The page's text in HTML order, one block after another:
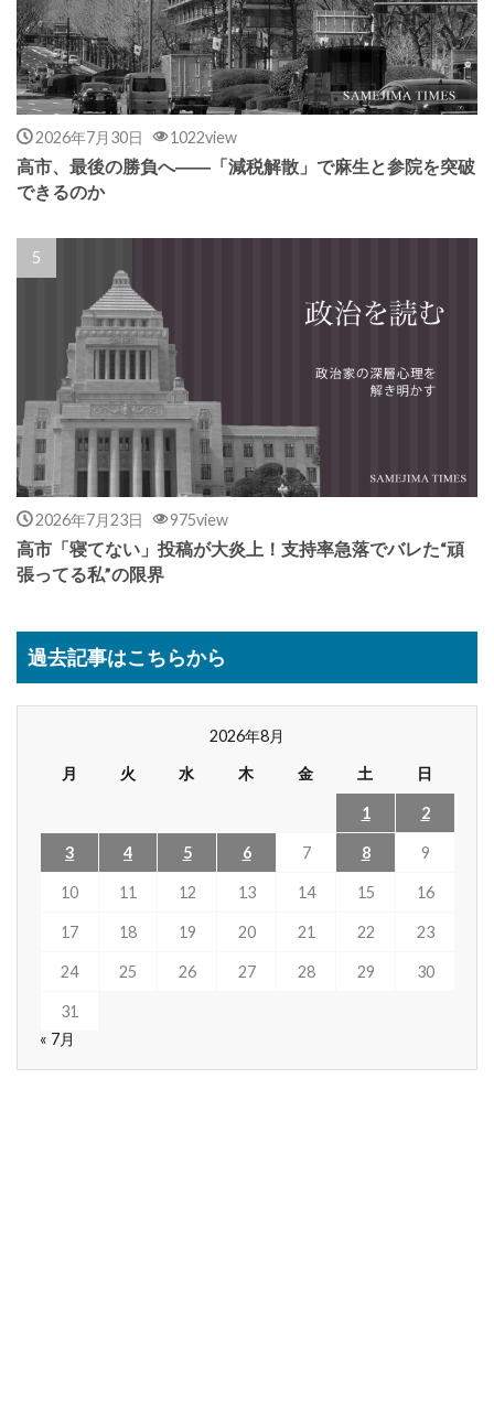
2026年7月30日 1022view
高市、最後の勝負へ――「減税解散」で麻生と参院を突破
できるのか
2026年7月23日 975view
高市「寝てない」投稿が大炎上！支持率急落でバレた“頑
張ってる私”の限界
過去記事はこちらから
2026年8月
月
火 水 木 金 土 日
1 2
3 4 5 6 7 8 9
10 11 12 13 14 15 16
17 18 19 20 21 22 23
24 25 26 27 28 29 30
31
« 7月